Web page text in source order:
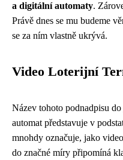
a digitální automaty.
Právě dnes se mu budeme
se za ním vlastně ukrývá.
Video Loterijní
Název tohoto podnadpisu
automat představuje v
mnohdy označuje, jako
do značné míry připomíná